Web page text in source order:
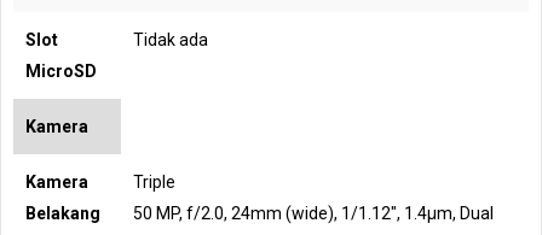
Slot
MicroSD
Tidak ada
Kamera
Kamera
Belakang
Triple
50 MP, f/2.0, 24mm (wide), 1/1.12", 1.4µm, Dual